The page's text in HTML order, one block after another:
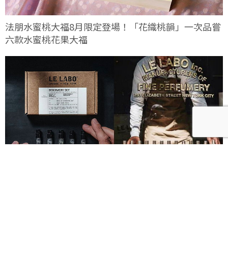
法朋水蜜桃大福8月限定登場！「花織桃韻」一次品嘗
六款水蜜桃花果大福